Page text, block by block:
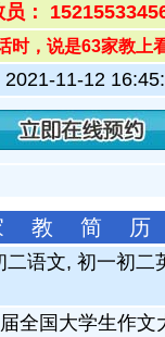
员：
时，说是63家教上
11-12
教 简 历
语文, 初一初
全国大学生作